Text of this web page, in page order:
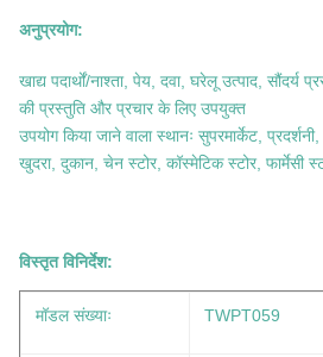
अनुप्रयोग:
खाद्य पदार्थों/नाश्ता, पेय, दवा, घरेलू उत्पाद, सौंदर्य
की प्रस्तुति और प्रचार के लिए उपयुक्त
उपयोग किया जाने वाला स्थानः सुपरमार्केट,
खुदरा, दुकान, चेन स्टोर, कॉस्मेटिक स्टोर, फार्मेसी
विस्तृत विनिर्देश:
मॉडल संख्याः TWPT059